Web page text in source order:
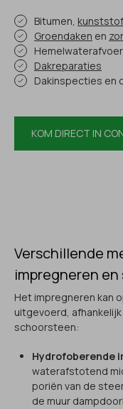
Bitumen, kunststof
Groendaken en
Dakreparaties
Dakinspecties en
KOM DIRECT IN
Verschillende
impregneren
Het impregneren kan
uitgevoerd,
schoorsteen:
Hydrofoberende
waterafstotend
poriën van de
de muur